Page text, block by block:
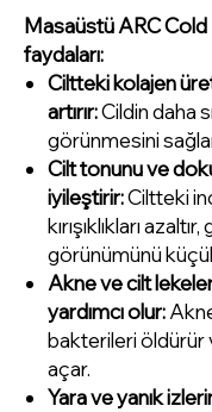
Masaüstü ARC Cold
faydaları:
Ciltteki kolajen
artırır:Cildin daha
görünmesini
Cilt tonunu ve
iyileştirir:Ciltteki
kırışıklıkları
görünümünü
Akne ve cilt
yardımcı olur:
bakterileri öldürür
açar.
Yara ve yanık